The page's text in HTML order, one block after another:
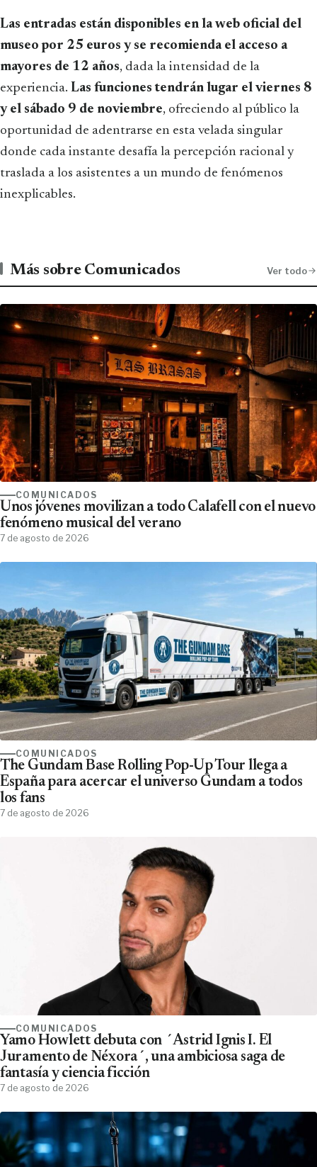
Las entradas están disponibles en la web oficial del
museo por 25 euros y se recomienda el acceso a
mayores de 12 años, dada la intensidad de la
experiencia. Las funciones tendrán lugar el viernes 8
y el sábado 9 de noviembre, ofreciendo al público la
oportunidad de adentrarse en esta velada singular
donde cada instante desafía la percepción racional y
traslada a los asistentes a un mundo de fenómenos
inexplicables.
Más sobre Comunicados Ver todo
COMUNICADOS
Unos jóvenes movilizan a todo Calafell con el nuevo
fenómeno musical del verano
7 de agosto de 2026
COMUNICADOS
The Gundam Base Rolling Pop-Up Tour llega a
España para acercar el universo Gundam a todos
los fans
7 de agosto de 2026
COMUNICADOS
Yamo Howlett debuta con ´Astrid Ignis I. El
Juramento de Néxora´, una ambiciosa saga de
fantasía y ciencia ficción
7 de agosto de 2026